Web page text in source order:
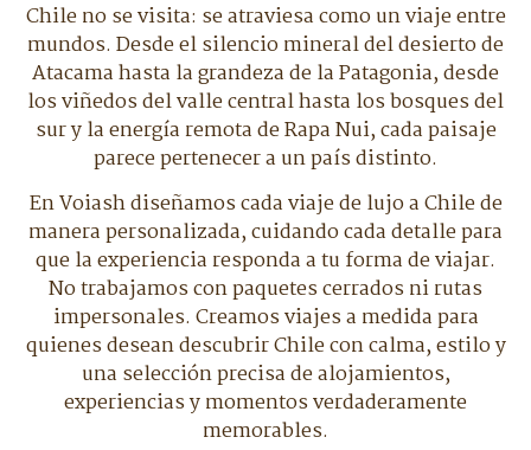
Chile no se visita: se atraviesa como un viaje entre
mundos. Desde el silencio mineral del desierto de
Atacama hasta la grandeza de la Patagonia, desde
los viñedos del valle central hasta los bosques del
sur y la energía remota de Rapa Nui, cada paisaje
parece pertenecer a un país distinto.
En Voiash diseñamos cada viaje de lujo a Chile de
manera personalizada, cuidando cada detalle para
que la experiencia responda a tu forma de viajar.
No trabajamos con paquetes cerrados ni rutas
impersonales. Creamos viajes a medida para
quienes desean descubrir Chile con calma, estilo y
una selección precisa de alojamientos,
experiencias y momentos verdaderamente
memorables.